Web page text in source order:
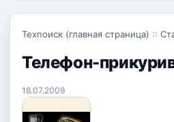
Техпоиск (главная страница) ::
Телефон-
18.07.2009